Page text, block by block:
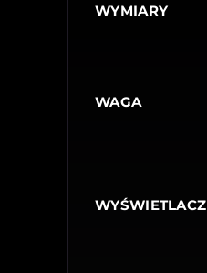
WYMIARY
WAGA
WYŚWIETLACZ